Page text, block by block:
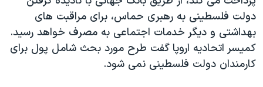
دولت فلسطينی به رهبری حماس، برای مراقبت های
بهداشتی و ديگر خدمات اجتماعی به مصرف خواهد رسيد.
کميسر اتحاديه اروپا گفت طرح مورد بحث شامل پول برای
کارمندان دولت فلسطينی نمی شود.